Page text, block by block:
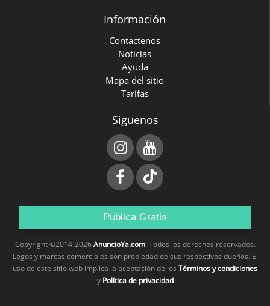
Información
Contactenos
Noticias
Ayuda
Mapa del sitio
Tarifas
Siguenos
Publica Gratis
Copyright ©2014-2026AnuncioYa.com. Todos los derechos reservados.
Logos y marcas comerciales son propiedad de sus respectivos dueños. El
uso de este sitio web implica la aceptación de los Términos y condiciones
y Política de privacidad